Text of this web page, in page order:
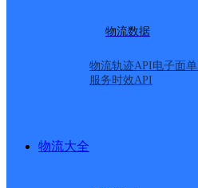
物流数据
物流轨迹API电子面
服务时效API
物流大全
速尔快递 更
沿江路215号
派送范围:B: